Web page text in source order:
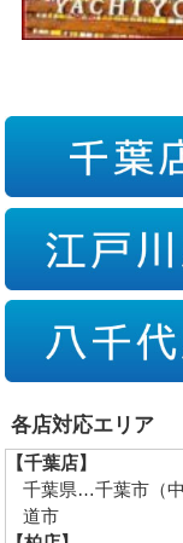
各店対応エリア
【千葉店】
千葉県…千葉市（
道市